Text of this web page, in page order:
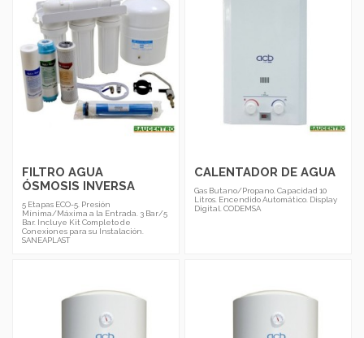
FILTRO AGUA
ÓSMOSIS INVERSA
5 Etapas ECO-5. Presión
Mínima/Máxima a la Entrada. 3 Bar/5
Bar. Incluye Kit Completo de
Conexiones para su Instalación.
SANEAPLAST
CALENTADOR DE AGUA
Gas Butano/Propano. Capacidad 10
Litros. Encendido Automático. Display
Digital. CODEMSA